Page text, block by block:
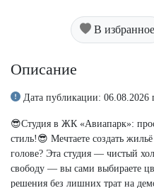
В избранное
Описание
Дата публикации: 06.08.2026
😎Студия в ЖК «Авиапарк»:
стиль!😎 Мечтаете создать
голове? Эта студия — чистый
свободу — вы сами выбираете
решения без лишних трат на